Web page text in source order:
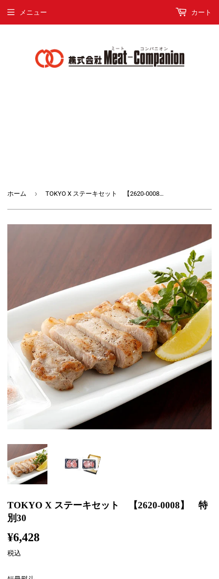
メニュー カート
ホーム › TOKYO X ステーキセット 【2620-0008】 特別30
TOKYO X ステーキセット 【2620-0008】 特
別30
¥6,428
税込